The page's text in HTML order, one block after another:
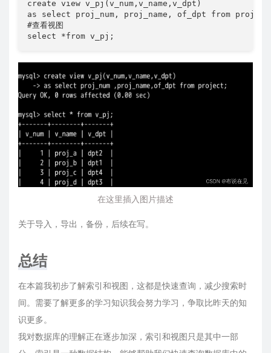
create view v_pj ( v_num , v_name , v_dpt )
as
select proj_num , proj_name , of_dpt from project
#查看视图
select
*from v_pj ;
在这里插入图片描述
关于导入，导出，备份，后续在写。
总结
在本篇我初步了解索引和视图，这都是快速查询，减少搜索时
间。需要了解更多的学习知识我会努力学习，争取比昨天的知
识更多。
我对数据库的理解正在逐步加深，索引和视图只是其中一部